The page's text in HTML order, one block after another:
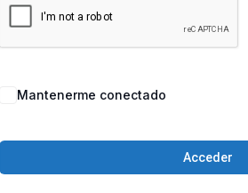
Mantenerme conectado
Acceder